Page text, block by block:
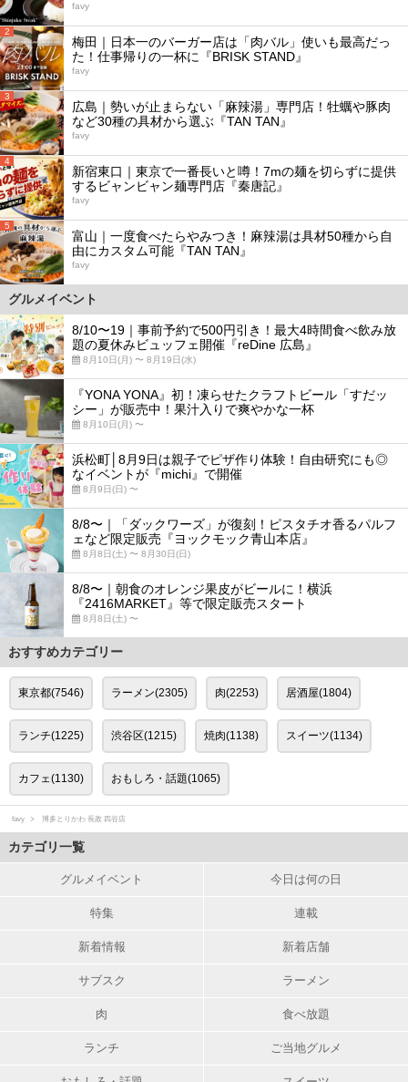
favy
2
梅田｜日本一のバーガー店は「肉バル」使いも最高だっ
た！仕事帰りの一杯に『BRISK STAND』
favy
3
広島｜勢いが止まらない「麻辣湯」専門店！牡蠣や豚肉
など30種の具材から選ぶ『TAN TAN』
favy
4
新宿東口｜東京で一番長いと噂！7mの麺を切らずに提供
するビャンビャン麺専門店『秦唐記』
favy
5
富山｜一度食べたらやみつき！麻辣湯は具材50種から自
由にカスタム可能『TAN TAN』
favy
グルメイベント
8/10〜19｜事前予約で500円引き！最大4時間食べ飲み放
題の夏休みビュッフェ開催『reDine 広島』
8月10日(月) 〜 8月19日(水)
『YONA YONA』初！凍らせたクラフトビール「すだッ
シー」が販売中！果汁入りで爽やかな一杯
8月10日(月) 〜
浜松町│8月9日は親子でピザ作り体験！自由研究にも◎
なイベントが『michi』で開催
8月9日(日) 〜
8/8〜｜「ダックワーズ」が復刻！ピスタチオ香るパルフ
ェなど限定販売『ヨックモック青山本店』
8月8日(土) 〜 8月30日(日)
8/8〜｜朝食のオレンジ果皮がビールに！横浜
『2416MARKET』等で限定販売スタート
8月8日(土) 〜
おすすめカテゴリー
東京都(7546) ラーメン(2305) 肉(2253) 居酒屋(1804)
ランチ(1225) 渋谷区(1215) 焼肉(1138) スイーツ(1134)
カフェ(1130) おもしろ・話題(1065)
favy 博多とりかわ 長政 四谷店
カテゴリ一覧
グルメイベント 今日は何の日
特集 連載
新着情報 新着店舗
サブスク ラーメン
肉 食べ放題
ランチ ご当地グルメ